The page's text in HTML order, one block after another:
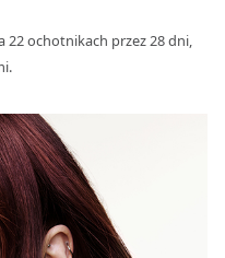
ochotnikach przez 28 dni,